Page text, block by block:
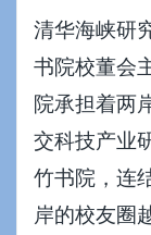
清华海峡研
书院校董会
院承担着两
交科技产业
竹书院，连
岸的校友圈